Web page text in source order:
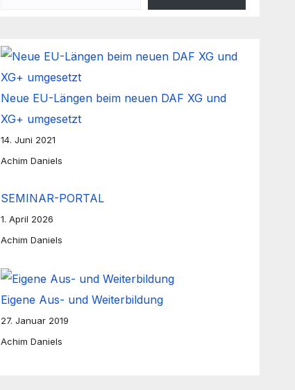
Neue EU-Längen beim neuen DAF XG und
XG+ umgesetzt
14. Juni 2021
Achim Daniels
SEMINAR-PORTAL
1. April 2026
Achim Daniels
Eigene Aus- und Weiterbildung
27. Januar 2019
Achim Daniels